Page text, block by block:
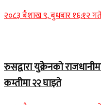
२०८३ बैशाख ९, बुधबार १६:१२
रुसद्वारा युक्रेनको
कम्तीमा २२ घाइते